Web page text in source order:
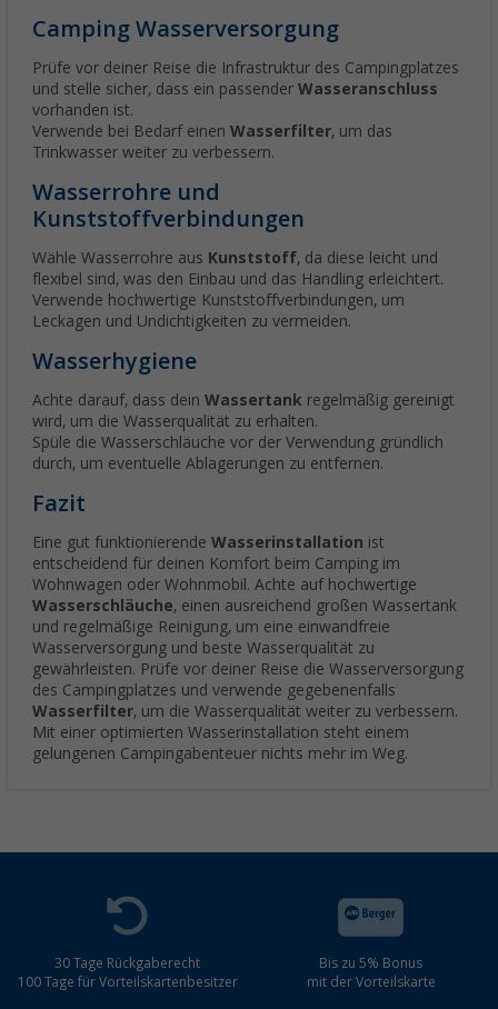
Camping Wasserversorgung
Prüfe vor deiner Reise die Infrastruktur des Campingplatzes
und stelle sicher, dass ein passender Wasseranschluss
vorhanden ist.
Verwende bei Bedarf einen Wasserfilter, um das
Trinkwasser weiter zu verbessern.
Wasserrohre und
Kunststoffverbindungen
Wähle Wasserrohre aus Kunststoff, da diese leicht und
flexibel sind, was den Einbau und das Handling erleichtert.
Verwende hochwertige Kunststoffverbindungen, um
Leckagen und Undichtigkeiten zu vermeiden.
Wasserhygiene
Achte darauf, dass dein Wassertank regelmäßig gereinigt
wird, um die Wasserqualität zu erhalten.
Spüle die Wasserschläuche vor der Verwendung gründlich
durch, um eventuelle Ablagerungen zu entfernen.
Fazit
Eine gut funktionierende Wasserinstallation ist
entscheidend für deinen Komfort beim Camping im
Wohnwagen oder Wohnmobil. Achte auf hochwertige
Wasserschläuche, einen ausreichend großen Wassertank
und regelmäßige Reinigung, um eine einwandfreie
Wasserversorgung und beste Wasserqualität zu
gewährleisten. Prüfe vor deiner Reise die Wasserversorgung
des Campingplatzes und verwende gegebenenfalls
Wasserfilter, um die Wasserqualität weiter zu verbessern.
Mit einer optimierten Wasserinstallation steht einem
gelungenen Campingabenteuer nichts mehr im Weg.
30 Tage Rückgaberecht
100 Tage für Vorteilskartenbesitzer
Bis zu 5% Bonus
mit der Vorteilskarte